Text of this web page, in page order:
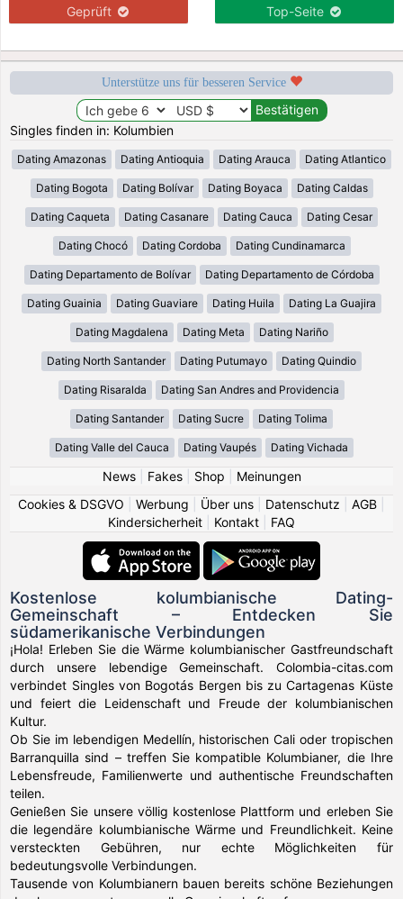
Geprüft Top-Seite
Unterstütze uns für besseren Service
Singles finden in: Kolumbien
Dating Amazonas Dating Antioquia Dating Arauca Dating Atlantico
Dating Bogota Dating Bolívar Dating Boyaca Dating Caldas
Dating Caqueta Dating Casanare Dating Cauca Dating Cesar
Dating Chocó Dating Cordoba Dating Cundinamarca
Dating Departamento de Bolívar Dating Departamento de Córdoba
Dating Guainia Dating Guaviare Dating Huila Dating La Guajira
Dating Magdalena Dating Meta Dating Nariño
Dating North Santander Dating Putumayo Dating Quindio
Dating Risaralda Dating San Andres and Providencia
Dating Santander Dating Sucre Dating Tolima
Dating Valle del Cauca Dating Vaupés Dating Vichada
News| Fakes| Shop
Meinungen
Cookies & DSGVO
Werbung Über uns Datenschutz AGB
Kindersicherheit
Kontakt FAQ
Kostenlose kolumbianische Dating-
Gemeinschaft – Entdecken Sie
südamerikanische Verbindungen
¡Hola! Erleben Sie die Wärme kolumbianischer Gastfreundschaft
durch unsere lebendige Gemeinschaft. Colombia-citas.com
verbindet Singles von Bogotás Bergen bis zu Cartagenas Küste
und feiert die Leidenschaft und Freude der kolumbianischen
Kultur.
Ob Sie im lebendigen Medellín, historischen Cali oder tropischen
Barranquilla sind – treffen Sie kompatible Kolumbianer, die Ihre
Lebensfreude, Familienwerte und authentische Freundschaften
teilen.
Genießen Sie unsere völlig kostenlose Plattform und erleben Sie
die legendäre kolumbianische Wärme und Freundlichkeit. Keine
versteckten Gebühren, nur echte Möglichkeiten für
bedeutungsvolle Verbindungen.
Tausende von Kolumbianern bauen bereits schöne Beziehungen